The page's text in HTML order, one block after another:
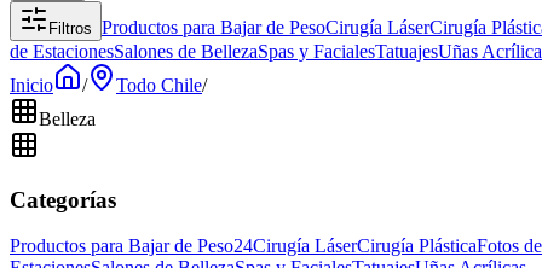
Filtros Productos para Bajar de PesoCirugía LáserCirugía
de EstacionesSalones de BellezaSpas y FacialesTatuajesUñas
Inicio
/ Todo Chile/
Belleza
Categorías
Productos para Bajar de Peso24Cirugía LáserCirugía PlásticaFotos